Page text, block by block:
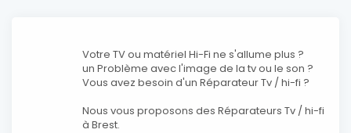
Votre TV ou matériel Hi-Fi ne s'allume plus ?
un Problème avec l'image de la tv ou le son ?
Vous avez besoin d'un Réparateur Tv / hi-fi ?
Nous vous proposons des Réparateurs Tv / hi-fi
à Brest.